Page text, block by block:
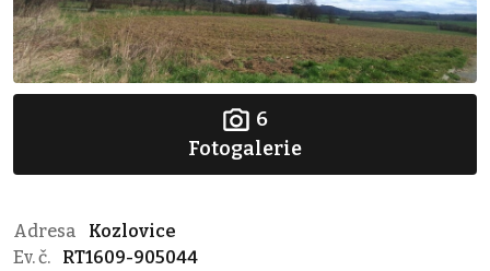
6
Fotogalerie
Adresa
Kozlovice
Ev. č.
RT1609-905044